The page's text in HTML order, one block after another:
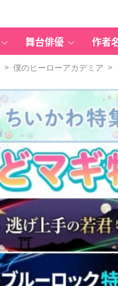
舞台俳優 作者
> 僕のヒーローアカデミア >